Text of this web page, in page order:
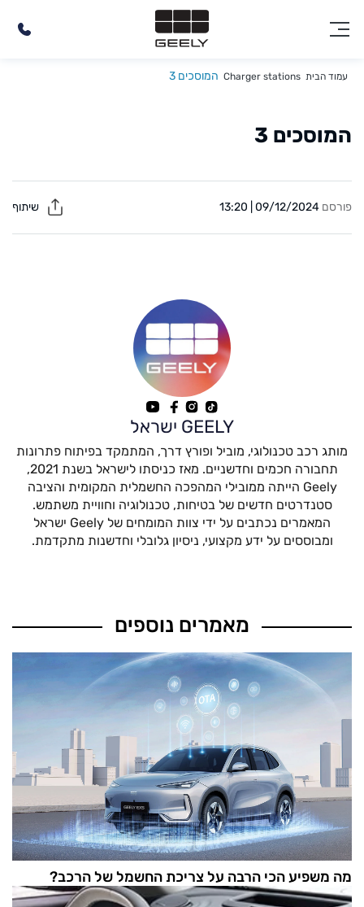
עמוד הבית Charger stations המוסכים 3
המוסכים 3
פורסם 09/12/2024 | 13:20
GEELY ישראל
מותג רכב טכנולוגי, מוביל ופורץ דרך, המתמקד בפיתוח פתרונות
תחבורה חכמים וחדשניים. מאז כניסתו לישראל בשנת 2021,
Geely הייתה ממובילי המהפכה החשמלית המקומית והציבה
סטנדרטים חדשים של בטיחות, טכנולוגיה וחוויית משתמש.
המאמרים נכתבים על ידי צוות המומחים של Geely ישראל
ומבוססים על ידע מקצועי, ניסיון גלובלי וחדשנות מתקדמת.
מאמרים נוספים
מה משפיע הכי הרבה על צריכת החשמל של הרכב?